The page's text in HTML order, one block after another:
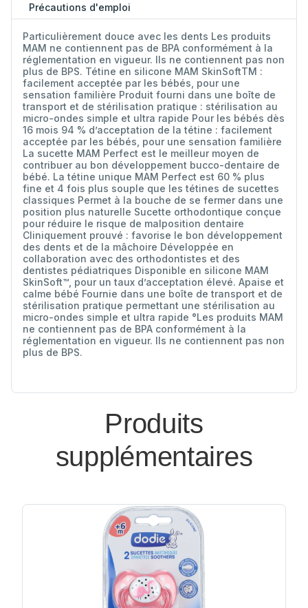
Précautions d'emploi
Particulièrement douce avec les dents Les produits
MAM ne contiennent pas de BPA conformément à la
réglementation en vigueur. Ils ne contiennent pas non
plus de BPS. Tétine en silicone MAM SkinSoftTM :
facilement acceptée par les bébés, pour une
sensation familière Produit fourni dans une boîte de
transport et de stérilisation pratique : stérilisation au
micro-ondes simple et ultra rapide Pour les bébés dès
16 mois 94 % d’acceptation de la tétine : facilement
acceptée par les bébés, pour une sensation familière
La sucette MAM Perfect est le meilleur moyen de
contribuer au bon développement bucco-dentaire de
bébé. La tétine unique MAM Perfect est 60 % plus
fine et 4 fois plus souple que les tétines de sucettes
classiques Permet à la bouche de se fermer dans une
position plus naturelle Sucette orthodontique conçue
pour réduire le risque de malposition dentaire
Cliniquement prouvé : favorise le bon développement
des dents et de la mâchoire Développée en
collaboration avec des orthodontistes et des
dentistes pédiatriques Disponible en silicone MAM
SkinSoft™, pour un taux d’acceptation élevé. Apaise et
calme bébé Fournie dans une boîte de transport et de
stérilisation pratique permettant une stérilisation au
micro-ondes simple et ultra rapide °Les produits MAM
ne contiennent pas de BPA conformément à la
réglementation en vigueur. Ils ne contiennent pas non
plus de BPS.
Produits
supplémentaires